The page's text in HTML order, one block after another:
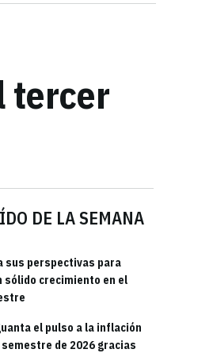
tercer
DE LA SEMANA
sus perspectivas para
sólido crecimiento en el
el pulso a la inflación
de 2026 gracias